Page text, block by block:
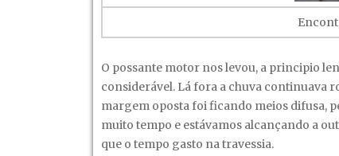
O possante motor nos levou, a principio
considerável. Lá fora a chuva continuava
margem oposta foi ficando meios difusa,
muito tempo e estávamos alcançando a
que o tempo gasto na travessia.